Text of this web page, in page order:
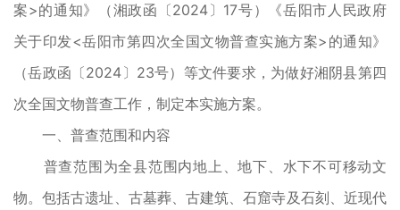
案>的通知》（湘政函〔2024〕17号）《岳阳市人民政府
关于印发<岳阳市第四次全国文物普查实施方案>的通知》
（岳政函〔2024〕23号）等文件要求，为做好湘阴县第四
次全国文物普查工作，制定本实施方案。
一、普查范围和内容
普查范围为全县范围内地上、地下、水下不可移动文
物。包括古遗址、古墓葬、古建筑、石窟寺及石刻、近现代